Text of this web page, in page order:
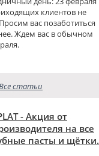
клиентов не
вас позаботиться
Ждем вас в обычном
статьи
- Акция от
на все
пасты и щётки.